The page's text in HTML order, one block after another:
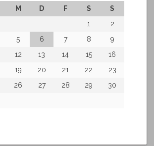
M D F S
S
1
2
5 6 7 8
9
12 13 14 15
16
19 20 21 22
23
26 27 28 29
30